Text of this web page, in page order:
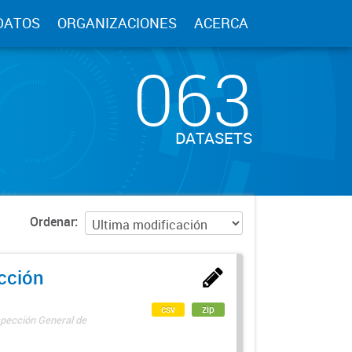
ORGANIZACIONES ACERCA
063
DATASETS
Ordenar
General de
csv zip